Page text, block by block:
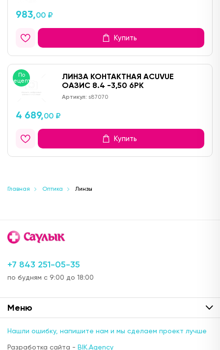
983,00 ₽
Купить
По
рецепту
ЛИНЗА КОНТАКТНАЯ ACUVUE
ОАЗИС 8.4 -3,50 6PK
Артикул: s87070
4 689,00 ₽
Купить
Главная Оптика Линзы
+7 843 251-05-35
по будням с 9:00 до 18:00
Меню
Нашли ошибку, напишите нам и мы сделаем проект лучше
Разработка сайта - BIK.Agency